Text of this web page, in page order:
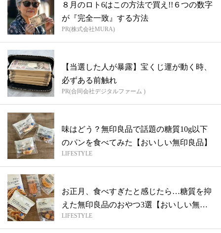
８月のロト6はこの方法で買え!!６つの数字
が『完全一致』する方法
PR(株式会社MURA)
【当選した人が暴露】宝くじ運が動く時、
必ずある前触れ
PR(合同会社デジタルファーム )
味はどう？無印良品で話題の糖質10g以下
のパンを食べてみた【おいしい無印良品】
LIFESTYLE
お正月、食べすぎたと感じたら…糖質を抑
えた無印良品のおやつ3選【おいしい無印
良品...
LIFESTYLE